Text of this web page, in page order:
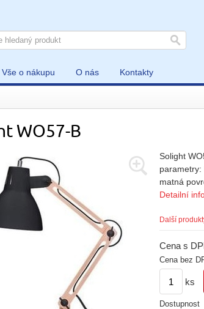
Vše o nákupu O nás Kontakty
WO57-B
Solight
matná
Detailní
Další
Cena s
Cena bez
ks
Dostupnost